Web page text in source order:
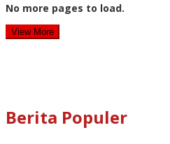
No more pages to load.
View More
Berita Populer